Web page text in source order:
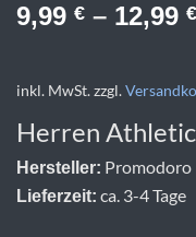
9,99 € – 12,99 €
inkl. MwSt.zzgl.
Herren
Hersteller: Promodoro
Lieferzeit: ca. 3-4 Tage